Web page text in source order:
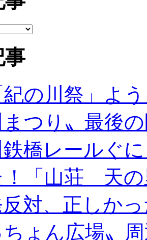
事
の川祭」よ
つり〟最後
橋レールぐ
！「山荘 天の
反対、正しか
ちょん広場〟